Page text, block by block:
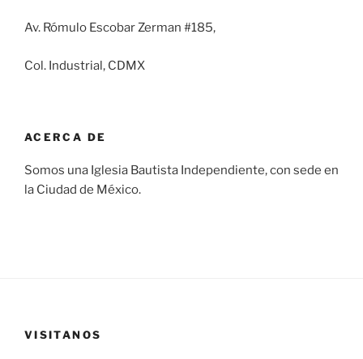
Av. Rómulo Escobar Zerman #185,
Col. Industrial, CDMX
ACERCA DE
Somos una Iglesia Bautista Independiente, con sede en
la Ciudad de México.
VISITANOS